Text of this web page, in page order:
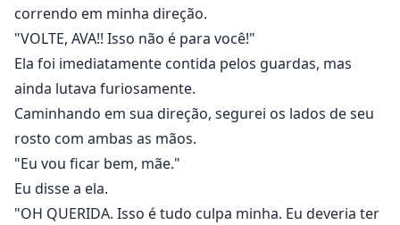
correndo em minha direção.
"VOLTE, AVA!! Isso não é para você!"
Ela foi imediatamente contida pelos guardas, mas
ainda lutava furiosamente.
Caminhando em sua direção, segurei os lados de seu
rosto com ambas as mãos.
"Eu vou ficar bem, mãe."
Eu disse a ela.
"OH QUERIDA. Isso é tudo culpa minha. Eu deveria ter